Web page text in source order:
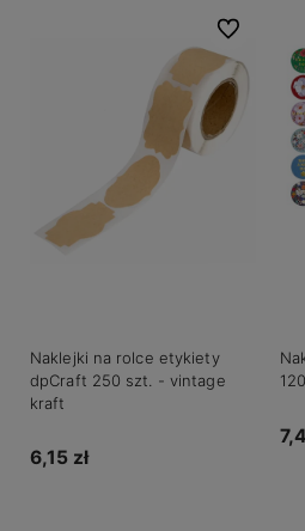
Naklejki na rolce etykiety
dpCraft 250 szt. - vintage
kraft
6,15 zł
Do ulubionych